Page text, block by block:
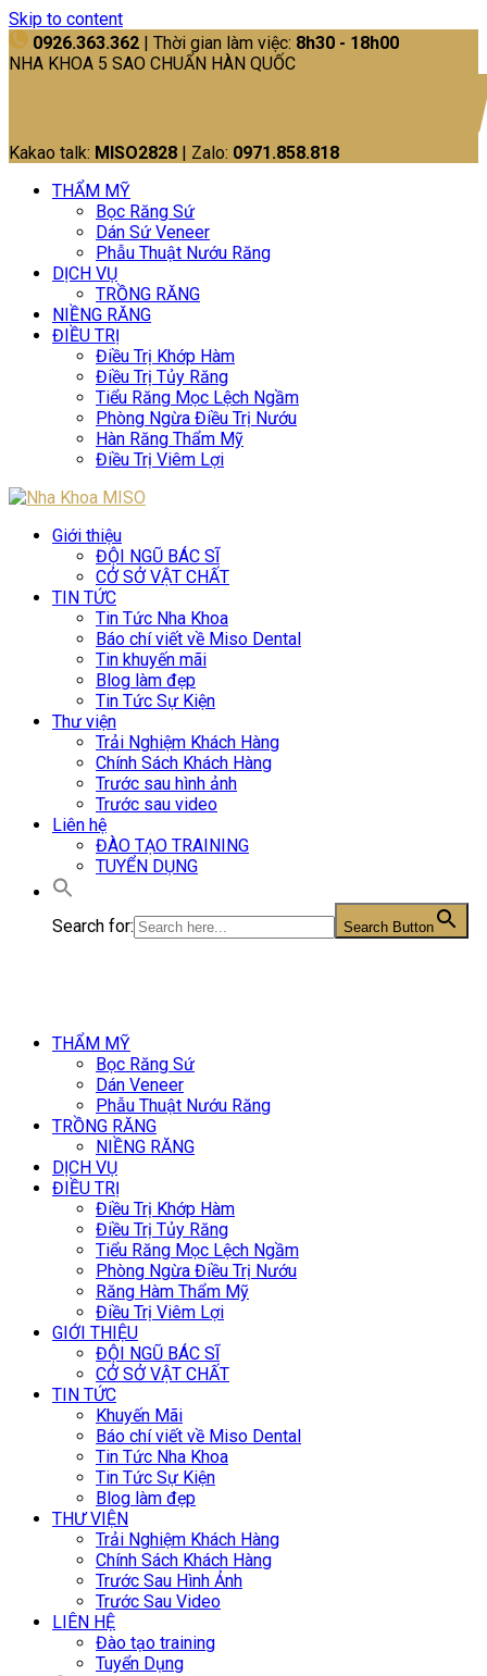
Skip to content
0926.363.362 | Thời gian làm việc: 8h30 - 18h00
NHA KHOA 5 SAO CHUẨN HÀN QUỐC
Kakao talk: MISO2828 | Zalo: 0971.858.818
THẨM MỸ
Bọc Răng Sứ
Dán Sứ Veneer
Phẫu Thuật Nướu Răng
DỊCH VỤ
TRỒNG RĂNG
NIỀNG RĂNG
ĐIỀU TRỊ
Điều Trị Khớp Hàm
Điều Trị Tủy Răng
Tiểu Răng Mọc Lệch Ngầm
Phòng Ngừa Điều Trị Nướu
Hàn Răng Thẩm Mỹ
Điều Trị Viêm Lợi
Giới thiệu
ĐỘI NGŨ BÁC SĨ
CỞ SỞ VẬT CHẤT
TIN TỨC
Tin Tức Nha Khoa
Báo chí viết về Miso Dental
Tin khuyến mãi
Blog làm đẹp
Tin Tức Sự Kiện
Thư viện
Trải Nghiệm Khách Hàng
Chính Sách Khách Hàng
Trước sau hình ảnh
Trước sau video
Liên hệ
ĐÀO TẠO TRAINING
TUYỂN DỤNG
Search for: Search Button
THẨM MỸ
Bọc Răng Sứ
Dán Veneer
Phẫu Thuật Nướu Răng
TRỒNG RĂNG
NIỀNG RĂNG
DỊCH VỤ
ĐIỀU TRỊ
Điều Trị Khớp Hàm
Điều Trị Tủy Răng
Tiểu Răng Mọc Lệch Ngầm
Phòng Ngừa Điều Trị Nướu
Răng Hàm Thẩm Mỹ
Điều Trị Viêm Lợi
GIỚI THIỆU
ĐỘI NGŨ BÁC SĨ
CỞ SỞ VẬT CHẤT
TIN TỨC
Khuyến Mãi
Báo chí viết về Miso Dental
Tin Tức Nha Khoa
Tin Tức Sự Kiện
Blog làm đẹp
THƯ VIỆN
Trải Nghiệm Khách Hàng
Chính Sách Khách Hàng
Trước Sau Hình Ảnh
Trước Sau Video
LIÊN HỆ
Đào tạo training
Tuyển Dụng